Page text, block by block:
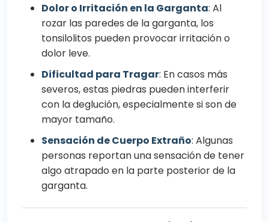
Dolor o Irritación en la Garganta: Al
rozar las paredes de la garganta, los
tonsilolitos pueden provocar irritación o
dolor leve.
Dificultad para Tragar: En casos más
severos, estas piedras pueden interferir
con la deglución, especialmente si son de
mayor tamaño.
Sensación de Cuerpo Extraño: Algunas
personas reportan una sensación de tener
algo atrapado en la parte posterior de la
garganta.